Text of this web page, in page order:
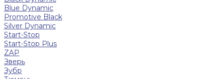
Blue Dynamic
Promotive Black
Silver Dynamic
Start-Stop
Start-Stop Plus
ZAP
Зверь
Зубр